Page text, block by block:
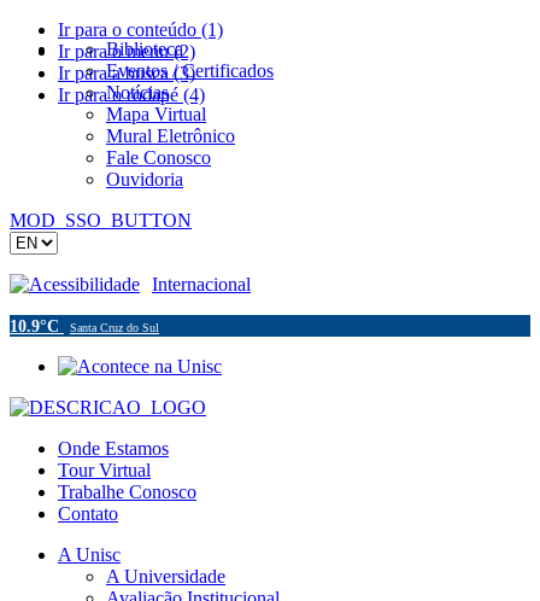
Ir para o conteúdo (1)
Ir para o menu (2)
Ir para a busca (3)
Ir para o rodapé (4)
Biblioteca
Eventos / Certificados
Notícias
Mapa Virtual
Mural Eletrônico
Fale Conosco
Ouvidoria
MOD_SSO_BUTTON
Acessibilidade Internacional
10.9°C Santa Cruz do Sul
Onde Estamos
Tour Virtual
Trabalhe Conosco
Contato
A Unisc
A Universidade